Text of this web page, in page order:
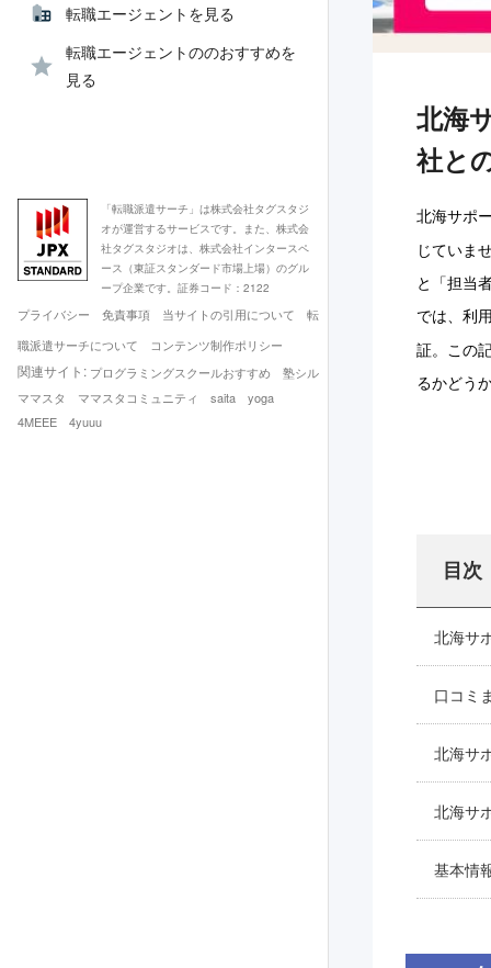
北海
社と
北海サポ
じていま
と「担当
では、利
証。この
るかどう
目次
北海サ
口コミ
北海サ
北海サ
基本情
転職エージェントを見る
転職エージェントののおすすめを
見る
「転職派遣サーチ」は株式会社タグスタジ
オが運営するサービスです。また、株式会
社タグスタジオは、株式会社インタースペ
ース（東証スタンダード市場上場）のグル
ープ企業です。証券コード：2122
プライバシー 免責事項 当サイトの引用について
転
職派遣サーチについて
コンテンツ制作ポリシー
関連サイト: プログラミングスクールおすすめ
塾シル
ママスタ
ママスタコミュニティ saita
yoga
4MEEE
4yuuu